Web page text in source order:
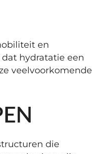
en
hydratatie een
veelvoorkomende
die